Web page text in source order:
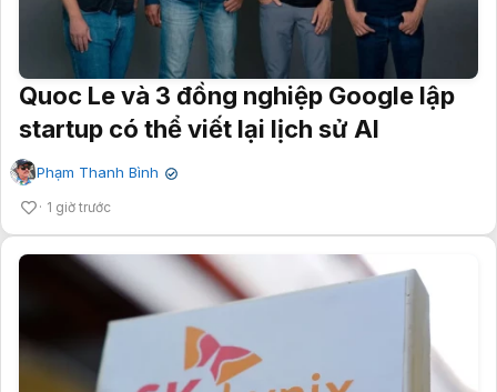
Quoc Le và 3 đồng nghiệp Google lập
startup có thể viết lại lịch sử AI
Phạm Thanh Bình ✔
1 giờ trước